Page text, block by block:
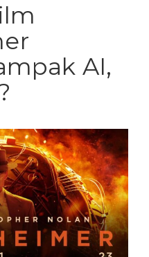
AI,